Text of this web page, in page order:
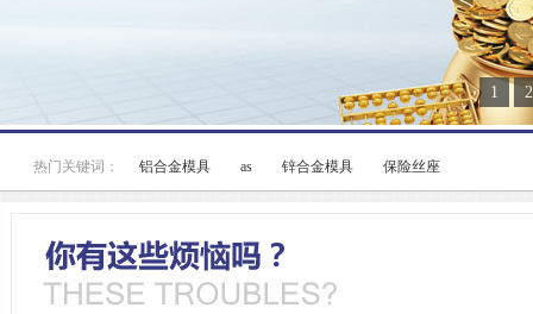
1 2
热门关键词： 铝合金模具 as 锌合金模具 保险丝座